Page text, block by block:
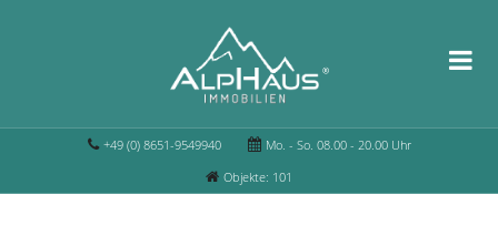
+49 (0) 8651-9549940
Mo. - So. 08.00 - 20.00 Uhr
Objekte: 101